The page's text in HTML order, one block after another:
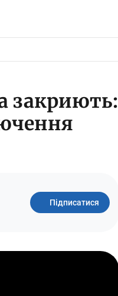
закриють:
Підписатися